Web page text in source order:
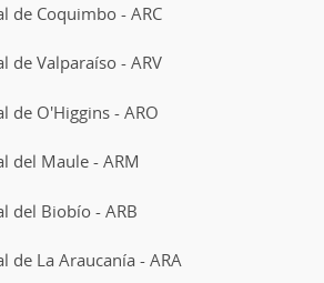
de Coquimbo - ARC
de Valparaíso - ARV
de O'Higgins - ARO
del Maule - ARM
del Biobío - ARB
de La Araucanía - ARA